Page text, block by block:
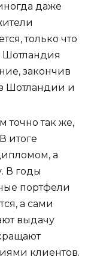
даже
только что
Шотландия
закончив
Шотландии и
точно так же,
итоге
а
В годы
портфели
а сами
выдачу
клиентов.